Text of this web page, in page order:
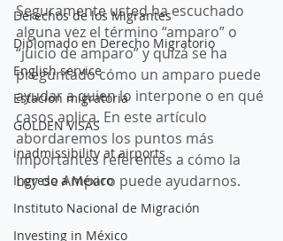
Derechos de los Migrantes
Diplomado en Derecho Migratorio
English service
Estacion migratoria
GOLDEN VISAS
inadmissibility at airports
Ingreso a México
Instituto Nacional de Migración
Investing in México
Seguramente usted ha escuchado
alguna vez el término “amparo” o
“juicio de amparo” y quizá se ha
preguntado cómo un amparo puede
ayudar a quien lo interpone o en qué
casos aplica. En este artículo
abordaremos los puntos más
importantes referentes a cómo la
Ley de Amparo puede ayudarnos.